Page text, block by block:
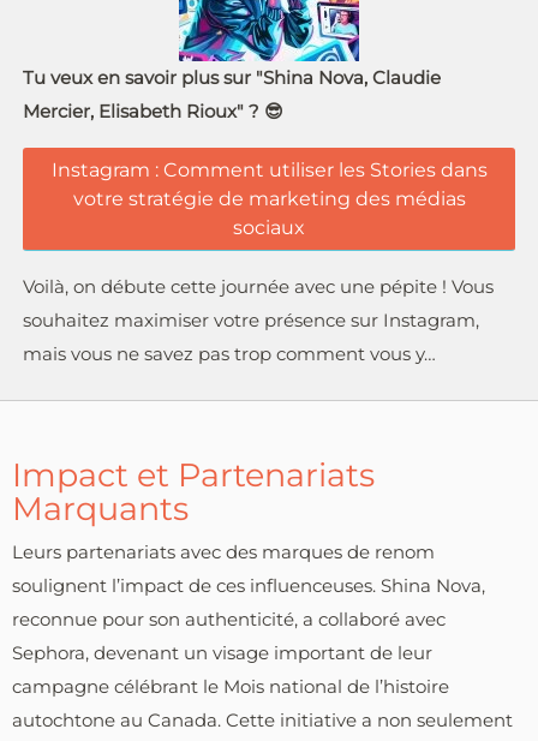
Tu veux en savoir plus sur "Shina Nova, Claudie
Mercier, Elisabeth Rioux" ? 😎
Instagram : Comment utiliser les Stories dans
votre stratégie de marketing des médias
sociaux
Voilà, on débute cette journée avec une pépite ! Vous
souhaitez maximiser votre présence sur Instagram,
mais vous ne savez pas trop comment vous y…
Impact et Partenariats
Marquants
Leurs partenariats avec des marques de renom
soulignent l’impact de ces influenceuses. Shina Nova,
reconnue pour son authenticité, a collaboré avec
Sephora, devenant un visage important de leur
campagne célébrant le Mois national de l’histoire
autochtone au Canada. Cette initiative a non seulement